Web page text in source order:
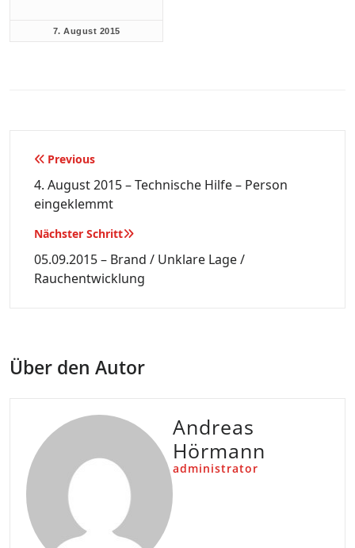
7. August 2015
Beitragsnavigation
Previous
4. August 2015 – Technische Hilfe – Person
eingeklemmt
Nächster Schritt
05.09.2015 – Brand / Unklare Lage /
Rauchentwicklung
Über den Autor
Andreas
Hörmann
administrator